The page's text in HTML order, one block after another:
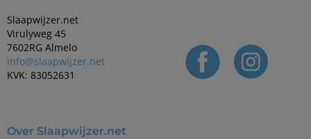
Slaapwijzer.net
Virulyweg 45
7602RG Almelo
info@slaapwijzer.net
KVK: 83052631
Over Slaapwijzer.net